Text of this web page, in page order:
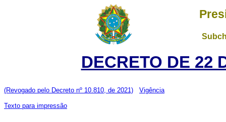
DECRETO DE 22
(Revogado pelo Decreto nº 10.810, de 2021) Vigência
Texto para impressão